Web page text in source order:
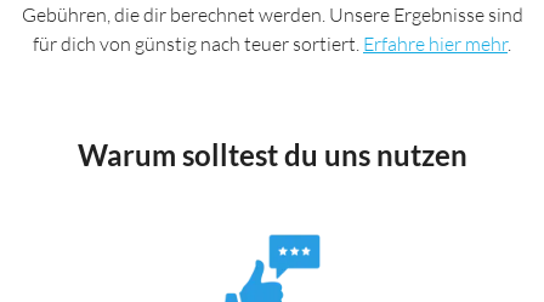
Gebühren, die dir berechnet werden. Unsere Ergebnisse sind
für dich von günstig nach teuer sortiert. Erfahre hier mehr.
Warum solltest du uns nutzen